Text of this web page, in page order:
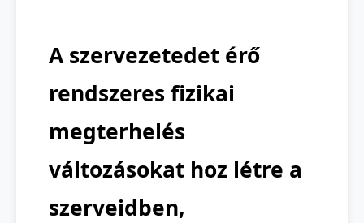
A szervezetedet érő
rendszeres fizikai
megterhelés
változásokat hoz létre a
szerveidben,